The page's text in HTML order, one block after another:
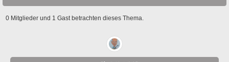
0 Mitglieder und 1 Gast betrachten dieses Thema.